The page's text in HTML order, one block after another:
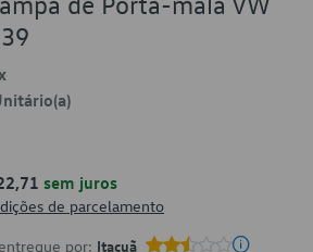
sem juros
de parcelamento
por: Itacuã